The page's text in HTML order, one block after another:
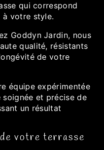
qui correspond
votre style.
Goddyn Jardin, nous
qualité, résistants
de votre
équipe expérimentée
et précise de
un résultat
votre terrasse